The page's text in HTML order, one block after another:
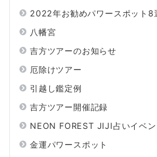
2022年お勧めパワースポット8
八幡宮
吉方ツアーのお知らせ
厄除けツアー
引越し鑑定例
吉方ツアー開催記録
NEON FOREST JIJI占いイベン
金運パワースポット